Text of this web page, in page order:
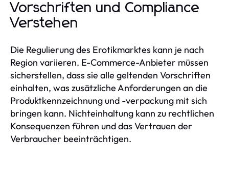
Vorschriften und Compliance
Verstehen
Die Regulierung des Erotikmarktes kann je nach
Region variieren. E-Commerce-Anbieter müssen
sicherstellen, dass sie alle geltenden Vorschriften
einhalten, was zusätzliche Anforderungen an die
Produktkennzeichnung und -verpackung mit sich
bringen kann. Nichteinhaltung kann zu rechtlichen
Konsequenzen führen und das Vertrauen der
Verbraucher beeinträchtigen.